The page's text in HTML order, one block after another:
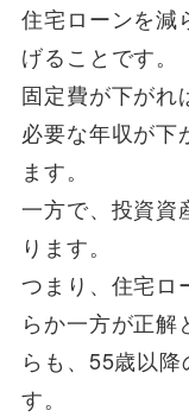
住宅ローンを減
げることです。
固定費が下がれ
必要な年収が下
ます。
一方で、投資資
ります。
つまり、住宅ロ
らか一方が正解
らも、55歳以
す。